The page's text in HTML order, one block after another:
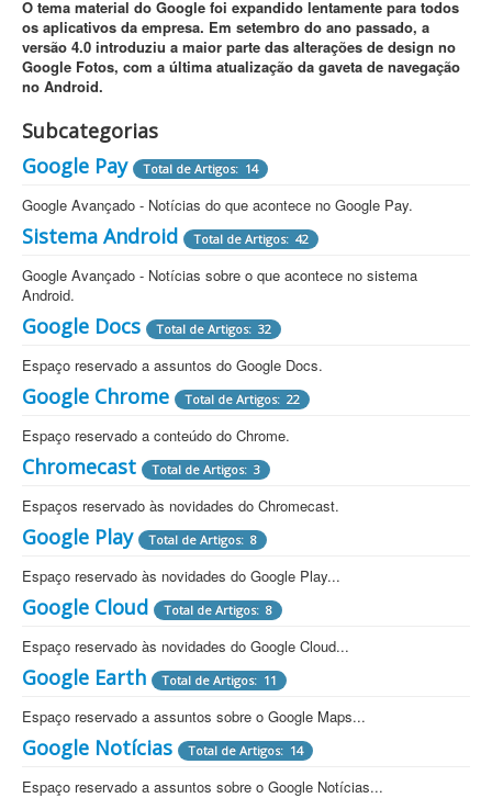
O tema material do Google foi expandido lentamente para todos
os aplicativos da empresa. Em setembro do ano passado, a
versão 4.0 introduziu a maior parte das alterações de design no
Google Fotos, com a última atualização da gaveta de navegação
no Android.
Subcategorias
Google Pay
Total de Artigos: 14
Google Avançado - Notícias do que acontece no Google Pay.
Sistema Android Total de Artigos: 42
Google Avançado - Notícias sobre o que acontece no sistema
Android.
Google Docs Total de Artigos: 32
Espaço reservado a assuntos do Google Docs.
Google Chrome Total de Artigos: 22
Espaço reservado a conteúdo do Chrome.
Chromecast Total de Artigos: 3
Espaços reservado às novidades do Chromecast.
Google Play Total de Artigos: 8
Espaço reservado às novidades do Google Play...
Google Cloud Total de Artigos: 8
Espaço reservado às novidades do Google Cloud...
Google Earth Total de Artigos: 11
Espaço reservado a assuntos sobre o Google Maps...
Google Notícias Total de Artigos: 14
Espaço reservado a assuntos sobre o Google Notícias...